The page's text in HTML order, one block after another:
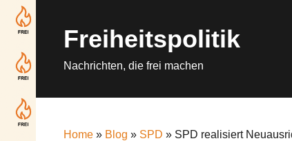
contentFreiheitspolitik
Nachrichten, die frei machen
Home » Blog » SPD » SPD realisiert